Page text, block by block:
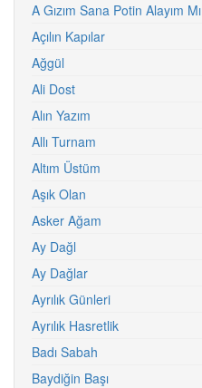
A Gızım Sana Potin Alayım Mı
Açılın Kapılar
Ağgül
Ali Dost
Alın Yazım
Allı Turnam
Altım Üstüm
Aşık Olan
Asker Ağam
Ay Dağl
Ay Dağlar
Ayrılık Günleri
Ayrılık Hasretlik
Badı Sabah
Baydiğin Başı